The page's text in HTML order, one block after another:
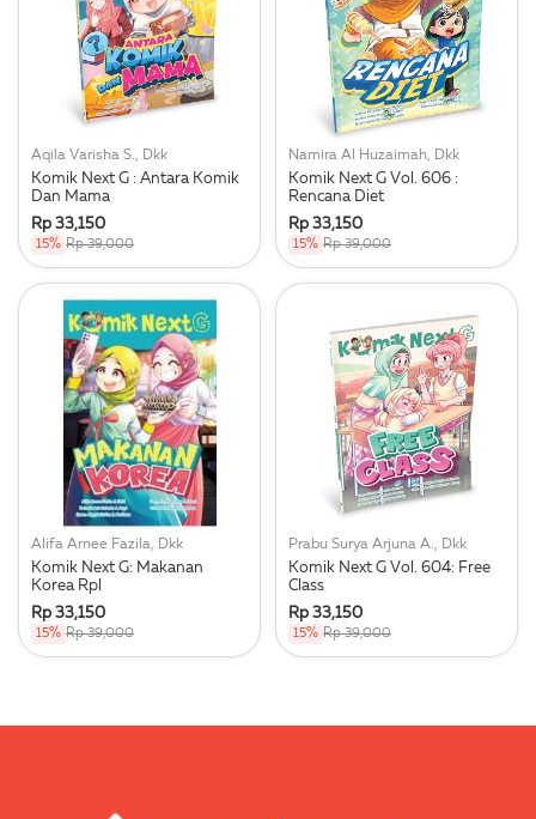
Aqila Varisha S., Dkk
Komik Next G : Antara Komik
Dan Mama
Rp 33,150
15% Rp 39,000
Namira Al Huzaimah, Dkk
Komik Next G Vol. 606 :
Rencana Diet
Rp 33,150
15% Rp 39,000
Alifa Arnee Fazila, Dkk
Komik Next G: Makanan
Korea Rpl
Rp 33,150
15% Rp 39,000
Prabu Surya Arjuna A., Dkk
Komik Next G Vol. 604: Free
Class
Rp 33,150
15% Rp 39,000